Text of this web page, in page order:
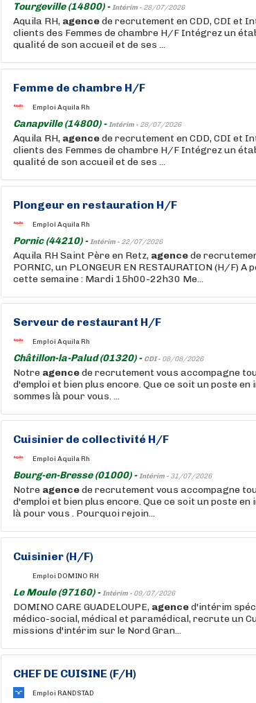
Tourgeville (14800) -Intérim - 28/07/2026
Aquila RH, agencede recrutement en CDD, CDI et
clients des Femmes de chambre H/F Intégrez un
qualité de son accueil et de ses ...
Femme de chambre H/F
Emploi Aquila Rh
Canapville (14800) -Intérim - 28/07/2026
Aquila RH, agencede recrutement en CDD, CDI et
clients des Femmes de chambre H/F Intégrez un
qualité de son accueil et de ses ...
Plongeur en restauration H/F
Emploi Aquila Rh
Pornic (44210) -Intérim - 22/07/2026
Aquila RH Saint Père en Retz, agencede
PORNIC, un PLONGEUR EN RESTAURATION (H/F)
cette semaine : Mardi 15h00-22h30 Me...
Serveur de restaurant H/F
Emploi Aquila Rh
Châtillon-la-Palud (01320) - CDI - 08/08/2026
Notre agencede recrutement vous accompagne
d'emploi et bien plus encore. Que ce soit un poste en
sommes là pour vous. ...
Cuisinier de collectivité H/F
Emploi Aquila Rh
Bourg-en-Bresse (01000) -Intérim - 31/07/2026
Notre agencede recrutement vous accompagne
d'emploi et bien plus encore. Que ce soit un poste en
là pour vous . Pourquoi rejoin...
Cuisinier (H/F)
Emploi DOMINO RH
Le Moule (97160) -Intérim - 09/07/2026
DOMINO CARE GUADELOUPE, agenced'intérim
médico-social, médical et paramédical, recrute un
missions d'intérim sur le Nord Gran...
CHEF DE CUISINE (F/H)
Emploi RANDSTAD